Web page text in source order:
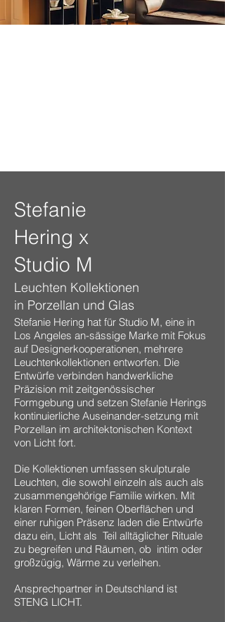
Stefanie
Hering x
Studio M
​Leuchten Kollektionen
in Porzellan und Glas
Stefanie Hering hat für Studio M, eine in
Los Angeles an-sässige Marke mit Fokus
auf Designerkooperationen, mehrere
Leuchtenkollektionen entworfen. Die
Entwürfe verbinden handwerkliche
Präzision mit zeitgenössischer
Formgebung und setzen Stefanie Herings
kontinuierliche Auseinander-setzung mit
Porzellan im architektonischen Kontext
von Licht fort.
Die Kollektionen umfassen skulpturale
Leuchten, die sowohl einzeln als auch als
zusammengehörige Familie wirken. Mit
klaren Formen, feinen Oberflächen und
einer ruhigen Präsenz laden die Entwürfe
dazu ein, Licht als Teil alltäglicher Rituale
zu begreifen und Räumen, ob intim oder
großzügig, Wärme zu verleihen.​
Ansprechpartner in Deutschland ist
STENG LICHT.​